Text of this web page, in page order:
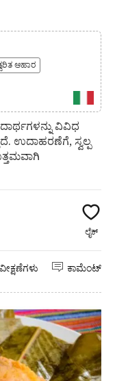
ಆಹಾರ
ವಿವಿಧ
ಉದಾಹರಣೆಗೆ, ಸ್ವಲ್ಪ
ಲೈಕ್
ಕಾಮೆಂಟ್